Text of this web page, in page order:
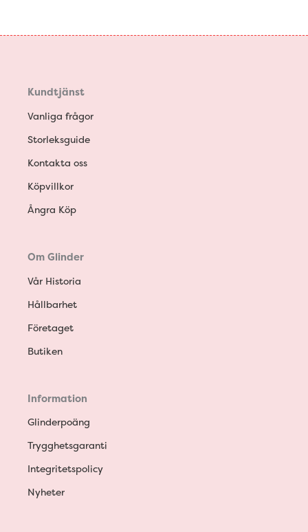
Kundtjänst
Vanliga frågor
Storleksguide
Kontakta oss
Köpvillkor
Ångra Köp
Om Glinder
Vår Historia
Hållbarhet
Företaget
Butiken
Information
Glinderpoäng
Trygghetsgaranti
Integritetspolicy
Nyheter